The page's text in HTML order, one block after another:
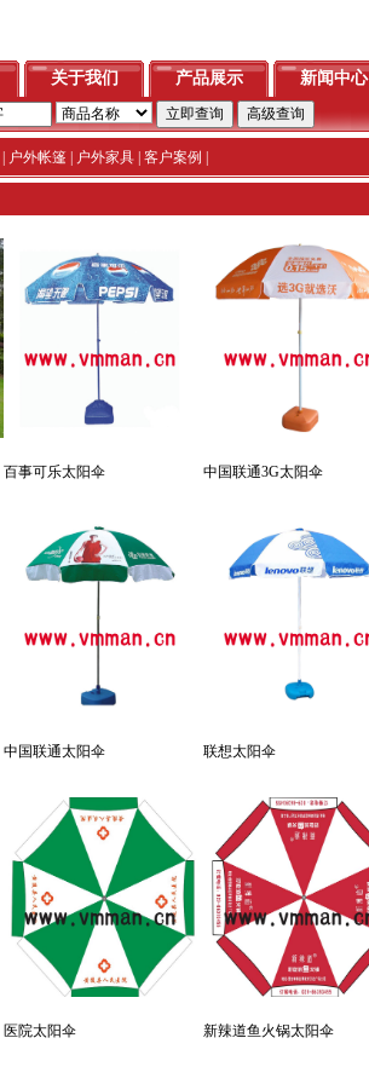
关于我们 产品展示 新闻中心
户外帐篷 户外家具 客户案例
百事可乐太阳伞 中国联通3G太阳伞
中国联通太阳伞 联想太阳伞
医院太阳伞 新辣道鱼火锅太阳伞